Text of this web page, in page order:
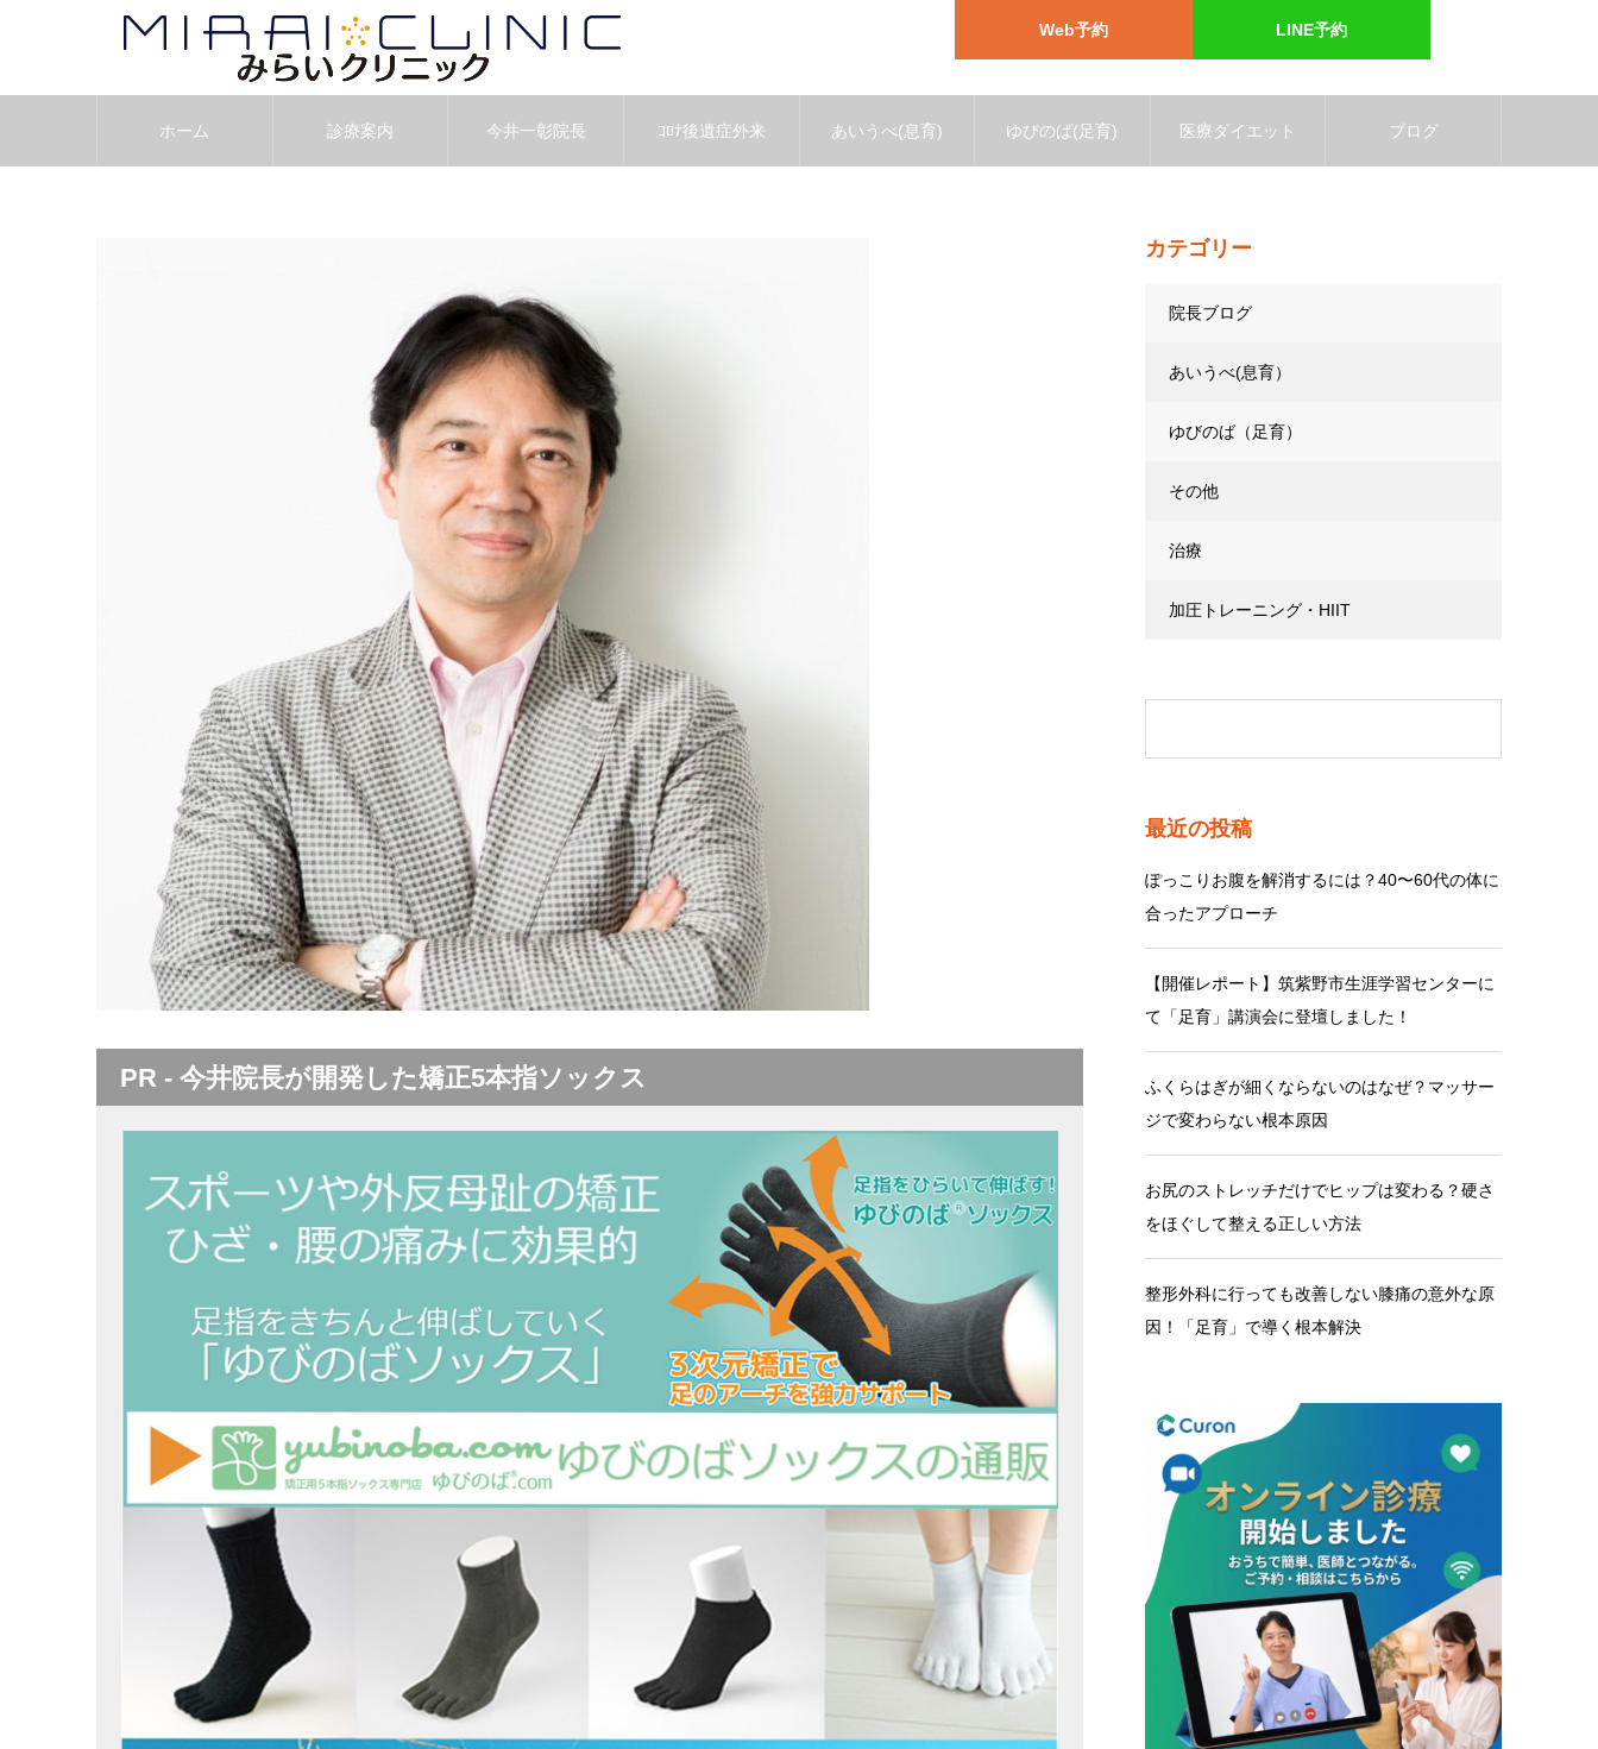
Web予約 LINE予約
ホーム 診療案内 今井一彰院長 ｺﾛﾅ後遺症外来 あいうべ(息育) ゆびのば(足育) 医療ダイエット ブログ
PR - 今井院長が開発した矯正5本指ソックス
カテゴリー
院長ブログ
あいうべ(息育）
ゆびのば（足育）
その他
治療
加圧トレーニング・HIIT
最近の投稿
ぽっこりお腹を解消するには？40〜60代の体に
合ったアプローチ
【開催レポート】筑紫野市生涯学習センターに
て「足育」講演会に登壇しました！
ふくらはぎが細くならないのはなぜ？マッサー
ジで変わらない根本原因
お尻のストレッチだけでヒップは変わる？硬さ
をほぐして整える正しい方法
整形外科に行っても改善しない膝痛の意外な原
因！「足育」で導く根本解決